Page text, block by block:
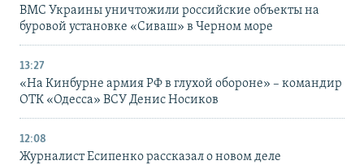
ВМС Украины уничтожили российские объекты на
буровой установке «Сиваш» в Черном море
13:27
«На Кинбурне армия РФ в глухой обороне» – командир
ОТК «Одесса» ВСУ Денис Носиков
12:08
Журналист Есипенко рассказал о новом деле